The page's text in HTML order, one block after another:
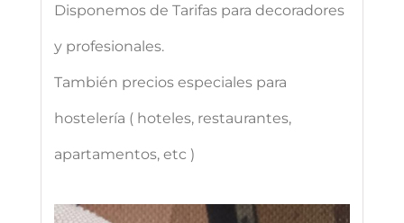
Disponemos de Tarifas para decoradores
y profesionales.
También precios especiales para
hostelería ( hoteles, restaurantes,
apartamentos, etc )